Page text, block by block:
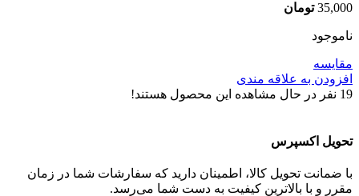
35,000 تومان
ناموجود
مقایسه
افزودن به علاقه مندی
19 نفر در حال مشاهده این محصول هستند!
تحویل اکسپرس
با ضمانت تحویل کالا، اطمینان دارید که سفارشات شما در زمان
مقرر و با بالاترین کیفیت به دست شما می‌رسد.